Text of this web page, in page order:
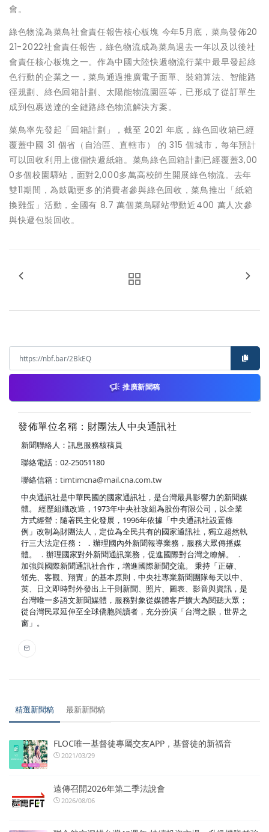
會。
綠色物流為菜鳥社會責任報告核心板塊 今年5月底，菜鳥發佈20
21-2022社會責任報告，綠色物流成為菜鳥過去一年以及以後社
會責任核心板塊之一。作為中國大陸快遞物流行業中最早發起綠
色行動的企業之一，菜鳥通過推廣電子面單、裝箱算法、智能路
徑規劃、綠色回箱計劃、太陽能物流園區等，已形成了從訂單生
成到包裹送達的全鏈路綠色物流解決方案。
菜鳥率先發起「回箱計劃」，截至 2021 年底，綠色回收箱已經
覆蓋中國 31 個省（自治區、直轄市） 的 315 個城市，每年預計
可以回收利用上億個快遞紙箱。菜鳥綠色回箱計劃已經覆蓋3,00
0多個校園驛站，面對2,000多萬高校師生開展綠色物流。去年
雙11期間，為鼓勵更多的消費者參與綠色回收，菜鳥推出「紙箱
換雞蛋」活動，全國有 8.7 萬個菜鳥驛站帶動近400 萬人次參
與快遞包裝回收。
推廣新聞稿
發佈單位名稱：財團法人中央通訊社
新聞聯絡人：訊息服務核稿員
聯絡電話：02-25051180
聯絡信箱： timtimcna@mail.cna.com.tw
中央通訊社是中華民國的國家通訊社，是台灣最具影響力的新聞媒
體。 經歷組織改造，1973年中央社改組為股份有限公司，以企業
方式經營；隨著民主化發展，1996年依據「中央通訊社設置條
例」改制為財團法人，定位為全民共有的國家通訊社，獨立超然執
行三大法定任務： ．辦理國內外新聞報導業務，服務大眾傳播媒
體。 ．辦理國家對外新聞通訊業務，促進國際對台灣之瞭解。 ．
加強與國際新聞通訊社合作，增進國際新聞交流。 秉持「正確、
領先、客觀、翔實」的基本原則，中央社專業新聞團隊每天以中、
英、日文即時對外發出上千則新聞、照片、圖表、影音與資訊，是
台灣唯一多語文新聞媒體，服務對象從媒體客戶擴大為閱聽大眾；
從台灣民眾延伸至全球僑胞與讀者，充分扮演「台灣之眼，世界之
窗」。
精選新聞稿 最新新聞稿
FLOC唯一基督徒專屬交友APP，基督徒的新福音
2021/03/29
遠傳召開2026年第二季法說會
2026/08/06